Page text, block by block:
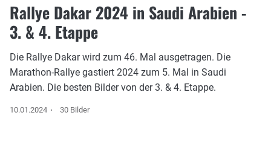
Rallye Dakar 2024 in Saudi Arabien -
3. & 4. Etappe
Die Rallye Dakar wird zum 46. Mal ausgetragen. Die
Marathon-Rallye gastiert 2024 zum 5. Mal in Saudi
Arabien. Die besten Bilder von der 3. & 4. Etappe.
10.01.2024 30 Bilder